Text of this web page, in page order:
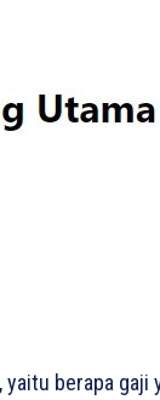
berapa gaji